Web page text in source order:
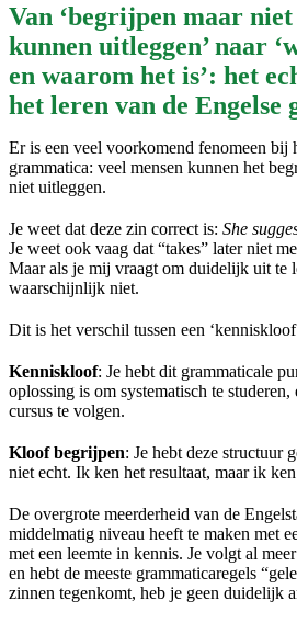
Van ‘begrijpen maar
kunnen uitleggen’ naar
en waarom het is’: het
het leren van de Engelse
Er is een veel voorkomend fenomeen bij
grammatica: veel mensen kunnen het
niet uitleggen.
Je weet dat deze zin correct is: She
Je weet ook vaag dat “takes” later niet
Maar als je mij vraagt ​​om duidelijk uit te
waarschijnlijk niet.
Dit is het verschil tussen een
Kenniskloof: Je hebt dit grammaticale
oplossing is om systematisch te studeren,
cursus te volgen.
Kloof begrijpen: Je hebt deze structuur
niet echt. Ik ken het resultaat, maar ik
De overgrote meerderheid van de
middelmatig niveau heeft te maken met
met een leemte in kennis. Je volgt al
en hebt de meeste grammaticaregels
zinnen tegenkomt, heb je geen duidelijk